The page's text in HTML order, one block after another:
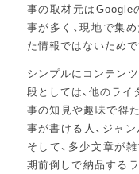
事の取材元はGoogle
事が多く、現地で集
た情報ではないためで
シンプルにコンテン
段としては、他のラ
事の知見や趣味で得
事が書ける人、ジャ
そして、多少文章が
期前倒しで納品する